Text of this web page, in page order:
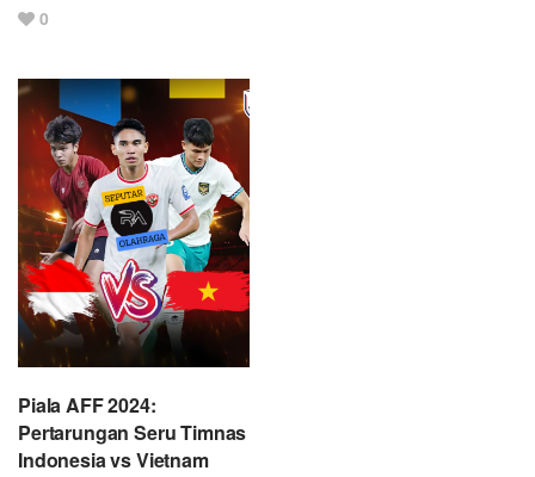
Love
0
Piala AFF 2024:
Pertarungan Seru Timnas
Indonesia vs Vietnam